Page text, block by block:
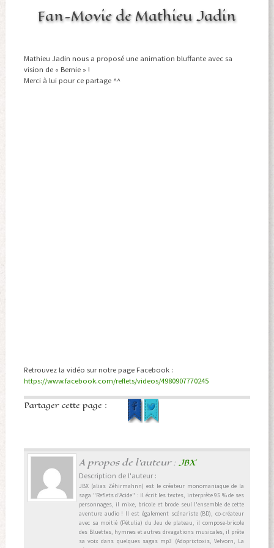
Fan-Movie de Mathieu Jadin
Mathieu Jadin nous a proposé une animation bluffante avec sa
vision de « Bernie » !
Merci à lui pour ce partage ^^
Retrouvez la vidéo sur notre page Facebook :
https://www.facebook.com/reflets/videos/4980907770245
Partager cette page :
A propos de l'auteur :JBX
Description de l'auteur :
JBX (alias Zéhirmahnn) est le créateur monomaniaque de la
saga "Reflets d’Acide" : il écrit les textes, interprète 95 % de ses
personnages, il mixe, bricole et brode seul l'ensemble de cette
aventure audio ! Il est également scénariste (BD), co-créateur
avec sa moitié (Pétulia) du Jeu de plateau, il compose-bricole
des Bluettes, hymnes et autres divagations musicales, il prête
sa voix dans quelques sagas mp3 (Adoprixtoxis, Velvorn, La